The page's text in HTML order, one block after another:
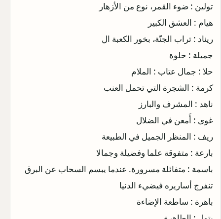
تولين : ضوء القمر، نوع من الأزهار
هيام : العشق الكبير
ريناد : تراب الجنّة، بخور الكعبة ال
جميلة : حلوة
حلا : جمال عتاب : الملام
كرمة : الشجرة التي تحمل العنب
ناهد : المشرف والبارز
غوى : أَمعن في الضلال
ريف : المنظر الجميل في الطبيعة
بارعة : متفوقة علما وفضيلة وجمالا
باسمة : متفائلة مسرورة. عندما يبسم السحاب عن البرق
تنفرج أساريره فيضيء الدنيا
باهرة : ساطعة الإضاءة